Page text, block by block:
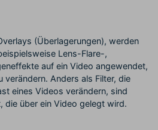
(Überlagerungen), werden
Lens-Flare-,
auf ein Video angewendet,
verändern. Anders als Filter, die
eines Videos verändern, sind
die über ein Video gelegt wird.